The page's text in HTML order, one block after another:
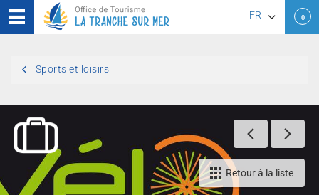
0
FR
Sports et loisirs
Retour à la liste